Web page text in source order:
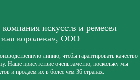
искусств и ремесел
королева», ООО
линию, чтобы гарантировать качество
Наше присутствие очень заметно, поскольку мы
и продаем их в более чем 36 странах.